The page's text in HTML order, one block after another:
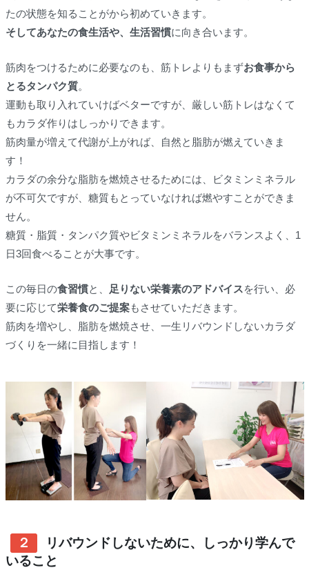
たの状態を知ることがから初めていきます。
そしてあなたの食生活や、生活習慣に向き合います。
筋肉をつけるために必要なのも、筋トレよりもまずお食事から
とるタンパク質。
運動も取り入れていけばベターですが、厳しい筋トレはなくて
もカラダ作りはしっかりできます。
筋肉量が増えて代謝が上がれば、自然と脂肪が燃えていきま
す！
カラダの余分な脂肪を燃焼させるためには、ビタミンミネラル
が不可欠ですが、糖質もとっていなければ燃やすことができま
せん。
糖質・脂質・タンパク質やビタミンミネラルをバランスよく、1
日3回食べることが大事です。
この毎日の食習慣と、 足りない栄養素のアドバイスを行い、必
要に応じて栄養食のご提案もさせていただきます。
筋肉を増やし、脂肪を燃焼させ、一生リバウンドしないカラダ
づくりを一緒に目指します！
２
リバウンドしないために、しっかり学んで
いること